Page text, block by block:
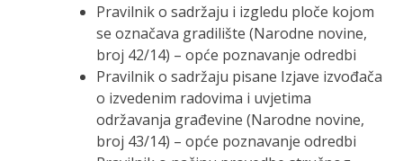
Pravilnik o sadržaju i izgledu ploče kojom
se označava gradilište (Narodne novine,
broj 42/14) – opće poznavanje odredbi
Pravilnik o sadržaju pisane Izjave izvođača
o izvedenim radovima i uvjetima
održavanja građevine (Narodne novine,
broj 43/14) – opće poznavanje odredbi